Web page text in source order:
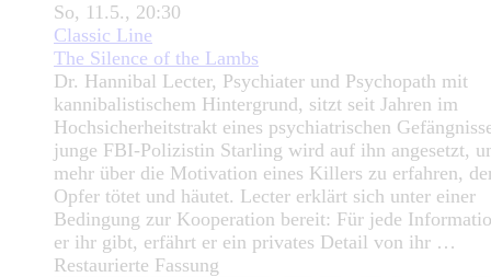
So, 11.5., 20:30
Classic Line
The Silence of the Lambs
Dr. Hannibal Lecter, Psychiater und Psychopath mit
kannibalistischem Hintergrund, sitzt seit Jahren im
Hochsicherheitstrakt eines psychiatrischen
junge FBI-Polizistin Starling wird auf ihn angesetzt,
mehr über die Motivation eines Killers zu erfahren,
Opfer tötet und häutet. Lecter erklärt sich unter einer
Bedingung zur Kooperation bereit: Für jede
er ihr gibt, erfährt er ein privates Detail von ihr …
Restaurierte Fassung